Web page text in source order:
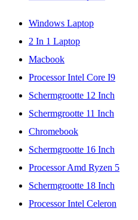
Windows Laptop
2 In 1 Laptop
Macbook
Processor Intel Core I9
Schermgrootte 12 Inch
Schermgrootte 11 Inch
Chromebook
Schermgrootte 16 Inch
Processor Amd Ryzen 5
Schermgrootte 18 Inch
Processor Intel Celeron